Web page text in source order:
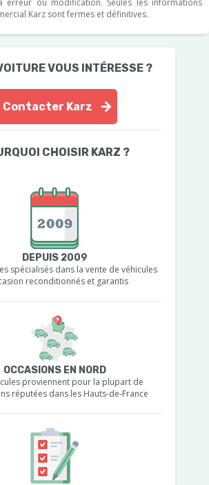
erreur ou modification. Seules les informations
Karz sont fermes et définitives.
VOUS INTÉRESSE ?
Contacter Karz
CHOISIR KARZ ?
DEPUIS 2009
spécialisés dans la vente de véhicules
reconditionnés et garantis
OCCASIONS EN NORD
proviennent pour la plupart de
réputées dans les Hauts-de-France